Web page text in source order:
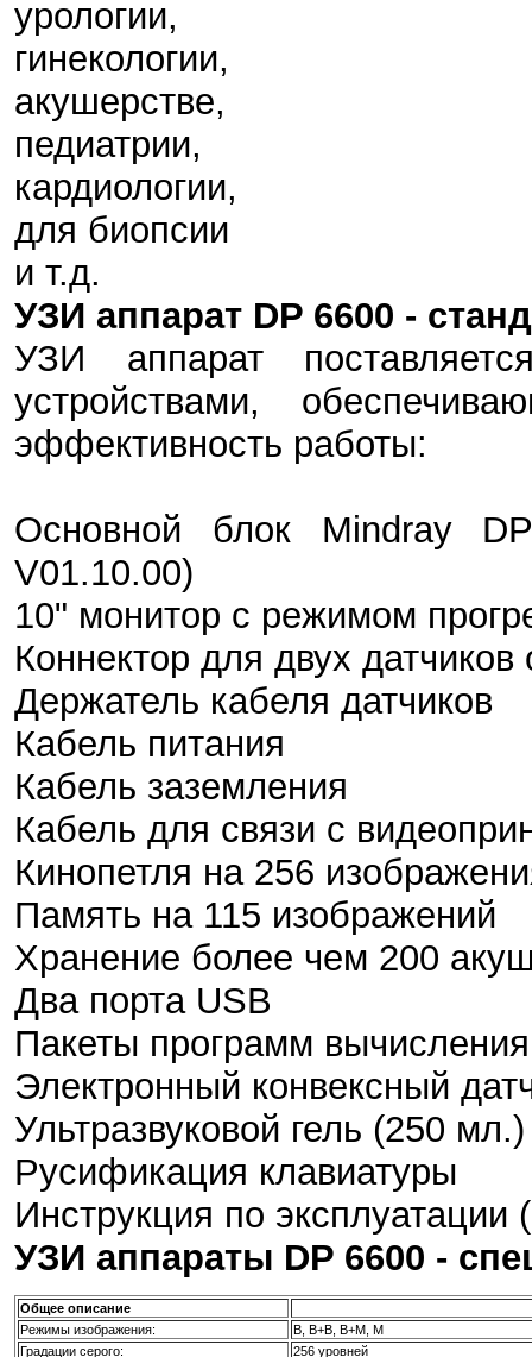
урологии,
гинекологии,
акушерстве,
педиатрии,
кардиологии,
для биопсии
и т.д.
УЗИ аппарат DP 6600 -
УЗИ аппарат
устройствами,
эффективность работы:
Основной блок Mindray
V01.10.00)
10" монитор с режимом
Коннектор для двух
Держатель кабеля датчиков
Кабель питания
Кабель заземления
Кабель для связи с
Кинопетля на 256
Память на 115 изображений
Хранение более чем 200
Два порта USB
Пакеты программ
Электронный конвексный
Ультразвуковой гель (250 мл.)
Русификация клавиатуры
Инструкция по эксплуатации
УЗИ аппараты DP 6600 -
Общее описание
Режимы изображения:
В, В+В, В+М, М
Градации серого:
256 уровней